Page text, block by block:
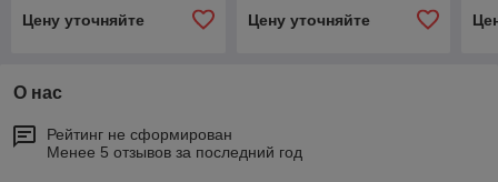
Цену уточняйте
Цену уточняйте
О нас
Рейтинг не сформирован
Менее 5 отзывов за последний год